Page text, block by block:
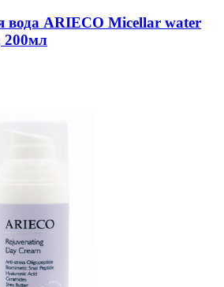
вода ARIECO Micellar water
200мл